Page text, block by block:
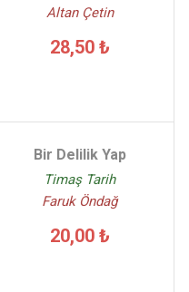
Altan Çetin
28,50 ₺
Bir Delilik Yap
Timaş Tarih
Faruk Öndağ
20,00 ₺